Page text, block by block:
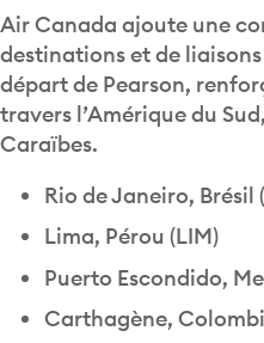
Air Canada ajoute une
destinations et de
départ de Pearson,
travers l’Amérique du
Caraïbes.
Rio de Janeiro, Brésil
Lima, Pérou (LIM)
Puerto Escondido,
Carthagène,